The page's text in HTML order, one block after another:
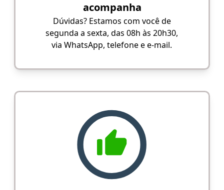
acompanha
Dúvidas? Estamos com você de
segunda a sexta, das 08h às 20h30,
via WhatsApp, telefone e e-mail.